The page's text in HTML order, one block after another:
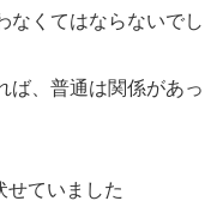
なくてはならないでし
ば、普通は関係があっ
せていました